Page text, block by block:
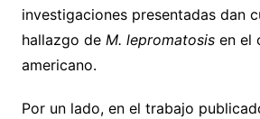
investigaciones presentadas dan
hallazgo de M. lepromatosisen el
americano.
Por un lado, en el trabajo